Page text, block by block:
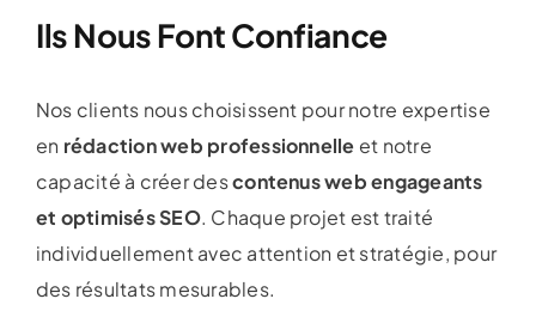
Ils Nous Font Confiance
Nos clients nous choisissent pour notre expertise
en rédaction web professionnelle et notre
capacité à créer descontenus web engageants
et optimisés SEO. Chaque projet est traité
individuellement avec attention et stratégie, pour
des résultats mesurables.